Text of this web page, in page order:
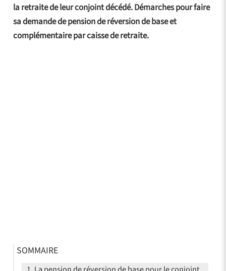
la retraite de leur conjoint décédé. Démarches pour faire
sa demande de pension de réversion de base et
complémentaire par caisse de retraite.
SOMMAIRE